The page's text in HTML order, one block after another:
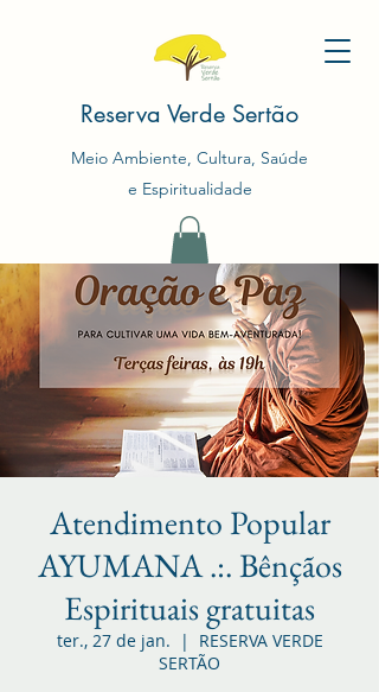
Reserva Verde Sertão
Meio Ambiente, Cultura, Saúde
e Espiritualidade
Atendimento Popular
AYUMANA .:. Bênçãos
Espirituais gratuitas
ter., 27 de jan.
  |
RESERVA VERDE
SERTÃO